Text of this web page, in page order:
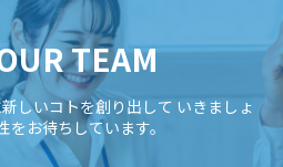
TEAM
しいコトを創り出して いきましょ
をお待ちしています。